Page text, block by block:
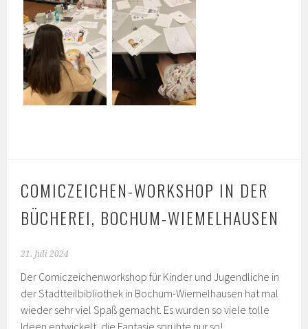
COMICZEICHEN-WORKSHOP IN DER
BÜCHEREI, BOCHUM-WIEMELHAUSEN
21. Juli 2024
Der Comiczeichenworkshop für Kinder und Jugendliche in
der Stadtteilbibliothek in Bochum-Wiemelhausen hat mal
wieder sehr viel Spaß gemacht. Es wurden so viele tolle